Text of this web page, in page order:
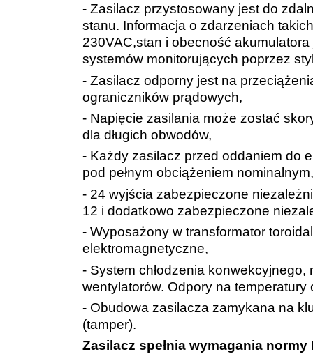
- Zasilacz przystosowany jest do
stanu. Informacja o zdarzeniach
230VAC,stan i obecność
systemów monitorujących poprzez
- Zasilacz odporny jest na
ograniczników prądowych,
- Napięcie zasilania może zostać
dla długich obwodów,
- Każdy zasilacz przed oddaniem do
pod pełnym obciążeniem nominalnym,
- 24 wyjścia zabezpieczone
12 i dodatkowo zabezpieczone
- Wyposażony w transformator
elektromagnetyczne,
- System chłodzenia
wentylatorów. Odpory na temperatury
- Obudowa zasilacza zamykana na
(tamper).
Zasilacz spełnia wymagania normy